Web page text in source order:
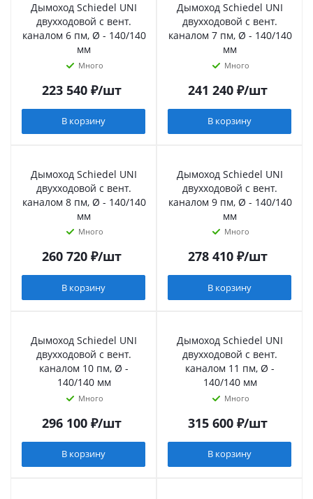
Дымоход Schiedel UNI
двухходовой с вент.
каналом 6 пм, Ø - 140/140
мм
Много
223 540₽/шт
В корзину
Дымоход Schiedel UNI
двухходовой с вент.
каналом 7 пм, Ø - 140/140
мм
Много
241 240₽/шт
В корзину
Дымоход Schiedel UNI
двухходовой с вент.
каналом 8 пм, Ø - 140/140
мм
Много
260 720₽/шт
В корзину
Дымоход Schiedel UNI
двухходовой с вент.
каналом 9 пм, Ø - 140/140
мм
Много
278 410₽/шт
В корзину
Дымоход Schiedel UNI
двухходовой с вент.
каналом 10 пм, Ø -
140/140 мм
Много
296 100₽/шт
В корзину
Дымоход Schiedel UNI
двухходовой с вент.
каналом 11 пм, Ø -
140/140 мм
Много
315 600₽/шт
В корзину